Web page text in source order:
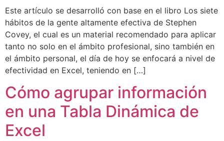
Este artículo se desarrolló con base en el libro Los siete
hábitos de la gente altamente efectiva de Stephen
Covey, el cual es un material recomendado para aplicar
tanto no solo en el ámbito profesional, sino también en
el ámbito personal, el día de hoy se enfocará a nivel de
efectividad en Excel, teniendo en […]
Cómo agrupar información
en una Tabla Dinámica de
Excel